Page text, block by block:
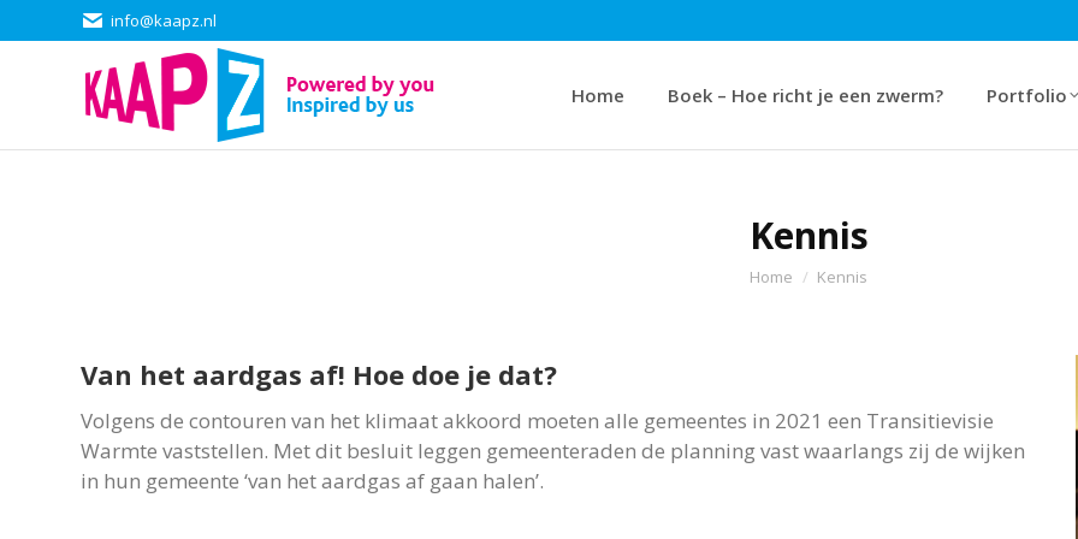
info@kaapz.nl
Home Boek – Hoe richt je een zwerm? Portfolio
Kennis
Je bent hier:
Home Kennis
Van het aardgas af! Hoe doe je dat?
Volgens de contouren van het klimaat akkoord moeten alle gemeentes in 2021 een Transitievisie
Warmte vaststellen. Met dit besluit leggen gemeenteraden de planning vast waarlangs zij de wijken
in hun gemeente ‘van het aardgas af gaan halen’.
Home Boek – Hoe richt je een zwerm? Portfolio Over